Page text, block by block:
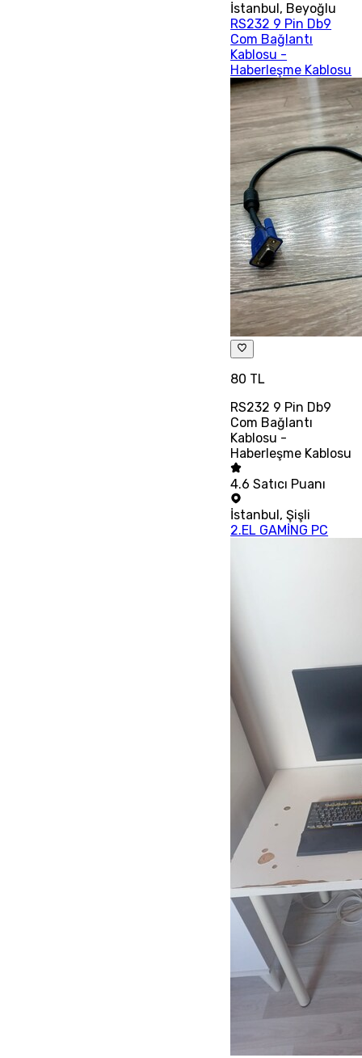
İstanbul , Beyoğlu
RS232 9 Pin Db9
Com Bağlantı
Kablosu -
Haberleşme Kablosu
80 TL
RS232 9 Pin Db9
Com Bağlantı
Kablosu -
Haberleşme Kablosu
4.6 Satıcı Puanı
İstanbul,Şişli
2.EL GAMİNG PC